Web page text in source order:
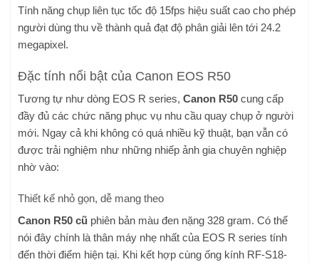
Tính năng chụp liên tục tốc độ 15fps hiệu suất cao cho phép
người dùng thu về thành quả đạt độ phân giải lên tới 24.2
megapixel.
Đặc tính nổi bật của Canon EOS R50
Tương tự như dòng EOS R series, Canon R50 cung cấp
đầy đủ các chức năng phục vụ nhu cầu quay chụp ở người
mới. Ngay cả khi không có quá nhiều kỹ thuật, bạn vẫn có
được trải nghiệm như những nhiếp ảnh gia chuyên nghiệp
nhờ vào:
Thiết kế nhỏ gọn, dễ mang theo
Canon R50 cũ phiên bản màu đen nặng 328 gram. Có thể
nói đây chính là thân máy nhẹ nhất của EOS R series tính
đến thời điểm hiện tại. Khi kết hợp cùng ống kính RF-S18-